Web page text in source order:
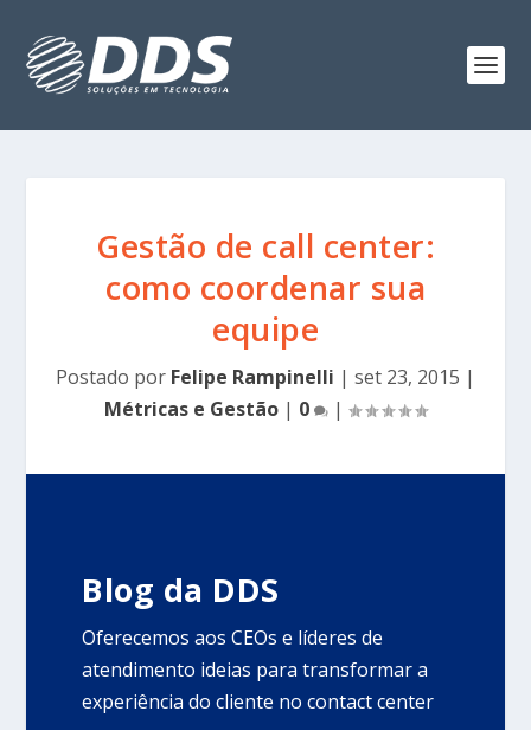
Gestão de call center:
como coordenar sua
equipe
Postado por Felipe Rampinelli | set 23, 2015 |
Métricas e Gestão | 0 |
Blog da DDS
Oferecemos aos CEOs e líderes de
atendimento ideias para transformar a
experiência do cliente no contact center